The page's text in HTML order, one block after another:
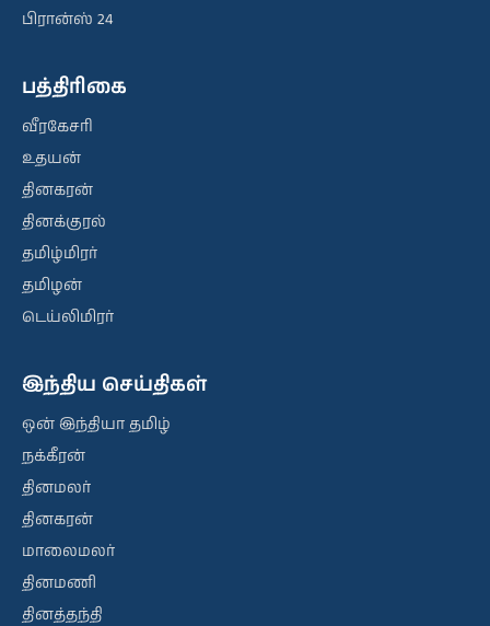
பிரான்ஸ் 24
பத்திரிகை
வீரகேசரி
உதயன்
தினகரன்
தினக்குரல்
தமிழ்மிரர்
தமிழன்
டெய்லிமிரர்
இந்திய செய்திகள்
ஒன் இந்தியா தமிழ்
நக்கீரன்
தினமலர்
தினகரன்
மாலைமலர்
தினமணி
தினத்தந்தி